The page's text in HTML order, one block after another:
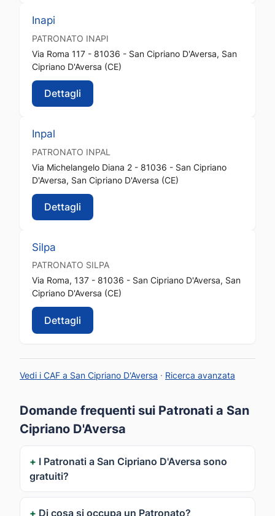
Inapi
PATRONATO INAPI
Via Roma 117 - 81036 - San Cipriano D'Aversa, San
Cipriano D'Aversa (CE)
Dettagli
Inpal
PATRONATO INPAL
Via Michelangelo Diana 2 - 81036 - San Cipriano
D'Aversa, San Cipriano D'Aversa (CE)
Dettagli
Silpa
PATRONATO SILPA
Via Roma, 137 - 81036 - San Cipriano D'Aversa, San
Cipriano D'Aversa (CE)
Dettagli
Vedi i CAF a San Cipriano D'Aversa · Ricerca avanzata
Domande frequenti sui Patronati a San
Cipriano D'Aversa
I Patronati a San Cipriano D'Aversa sono
gratuiti?
Di cosa si occupa un Patronato?